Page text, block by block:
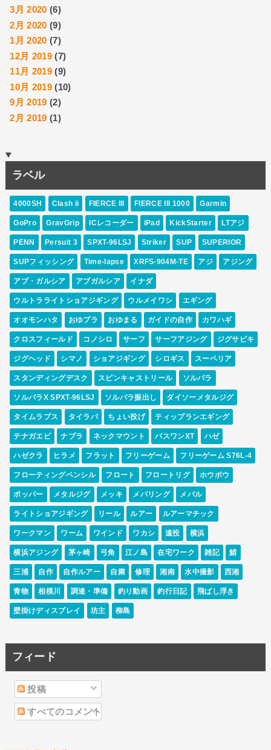
3月 2020 (6)
2月 2020 (9)
1月 2020 (7)
12月 2019 (7)
11月 2019 (9)
10月 2019 (10)
9月 2019 (2)
2月 2019 (1)
ラベル
4000SH Clash ii FIERCE III FIERCE III 1000 Garmin
GoPro GravGrip ICレコーダー iPad KickStarter LTアジ
PENN Persuit 3 SPXT-96LSJ Striker SUP SUPERIOR
SUPフィッシング Time-lapse XRFS-904M-TE アジ アジング
アブ・ガルシア アブガルシア イナダ
ウルトラライトショアジギング ウルメイワシ エギング
オオモンハタ おゆプラ おゆまる ガイドの自作 カワハギ
クロスフィールド コノシロ サーフ サーフアジング ジグサビキ
ジグヘッド シマノ ショアジギング シロギス スーペリア
スタンディングデスク スピンキャストリール ソルパラ
ソルパラX SPXT-96LSJ ソルパラ振出し ダイソーメタルジグ
タイムラプス タイラバ ちょい投げ ティップランエギング
テナガエビ ナブラ ネックマウント バスワンXT ハゼ
ハゼクラ ヒラメ フラット フリーゲーム フリーゲーム S76L-4
フローティングペンシル フロート フロートリグ ホウボウ
ポッパー メタルジグ メッキ メバリング メバル
ライトショアジギング リール ルアー ルアーマチック
ワークマン ワーム ワインド ワカシ 遠投 横浜
横浜アジング 茅ヶ崎 弓角 江ノ島 在宅ワーク 雑記 鯖
三浦 自作 自作ルアー 自粛 修理 湘南 水中撮影 西湘
青物 相模川 調達・準備 釣り動画 釣行日記 飛ばし浮き
壁掛けディスプレイ 坊主 柳島
フィード
投稿
すべてのコメント